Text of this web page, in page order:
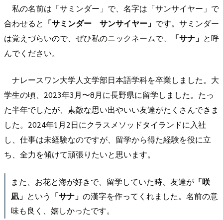
私の名前は「サミンダー」で、名字は「サンサイヤー」で
合わせると 「サミンダー サンサイヤー」 です。サミンダー
は覚えづらいので、ぜひ私のニックネームで、
「サナ」 と呼
んでください。
ナレースワン大学人文学部日本語学科を卒業しました。大
学生の頃、2023年3月〜8月に長野県に留学しました。たっ
た半年でしたが、素敵な思い出やいい友達がたくさんできま
した。2024年1月2日にクラスメソッドタイランドに入社
し、仕事は未経験なのですが、留学から得た経験を役に立
ち、全力を傾けて頑張りたいと思います。
また、お花と海が好きで、留学していた時、友達が「咲
凪」 という 「サナ」 の漢字を作ってくれました。名前の意
味も良く、嬉しかったです。